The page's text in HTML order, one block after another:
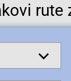
broj
rute